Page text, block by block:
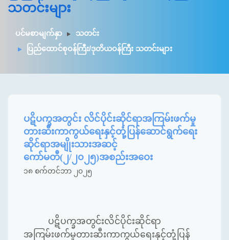
သတင်းများ
ပင်မစာမျက်နှာ
သတင်း
ပြည်ထောင်စုဝန်ကြီး/ဒုတိယဝန်ကြီး သတင်းများ
ပဋိပက္ခအတွင်း လိင်ပိုင်းဆိုင်ရာအကြမ်းဖက်မှု
တားဆီးကာကွယ်ရေးနှင့်တုံ့ပြန်ဆောင်ရွက်ရေး
ဆိုင်ရာအမျိုးသားအဆင့်
ကော်မတီ(၂/၂၀၂၅)အစည်းအဝေး
၁၈ စက်တင်ဘာ ၂၀၂၅
ပဋိပက္ခအတွင်းလိင်ပိုင်းဆိုင်ရာ
အကြမ်းဖက်မှုတားဆီးကာကွယ်ရေးနှင့်တုံ့ပြန်